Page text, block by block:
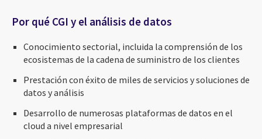
Por qué CGI y el análisis de datos
Conocimiento sectorial, incluida la comprensión de los
ecosistemas de la cadena de suministro de los clientes
Prestación con éxito de miles de servicios y soluciones de
datos y análisis
Desarrollo de numerosas plataformas de datos en el
cloud a nivel empresarial